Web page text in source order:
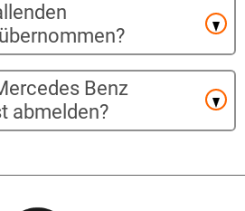
Benz
abmelden?